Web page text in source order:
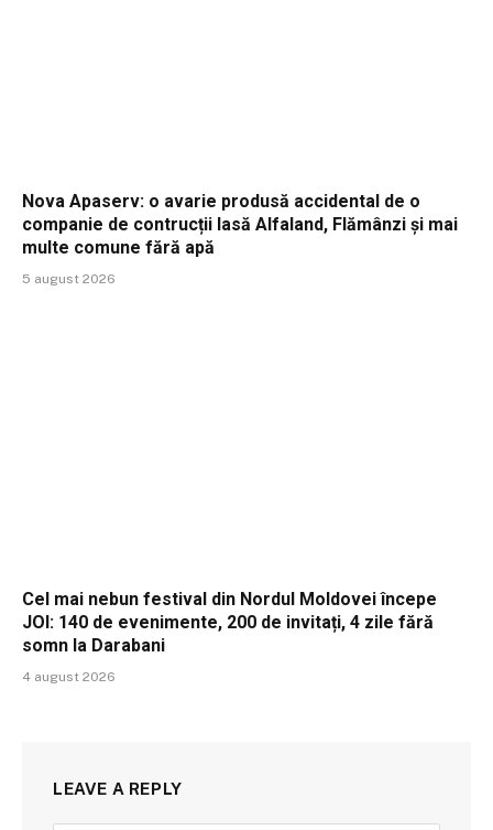
Nova Apaserv: o avarie produsă accidental de o
companie de contrucții lasă Alfaland, Flămânzi și mai
multe comune fără apă
5 august 2026
Cel mai nebun festival din Nordul Moldovei începe
JOI: 140 de evenimente, 200 de invitați, 4 zile fără
somn la Darabani
4 august 2026
LEAVE A REPLY